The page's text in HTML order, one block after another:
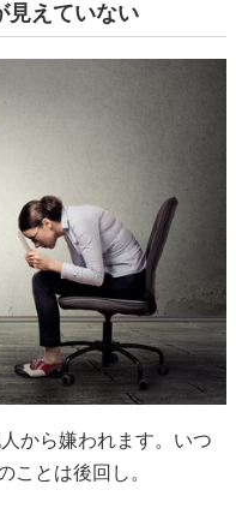
見えていない
から嫌われます。いつ
ことは後回し。